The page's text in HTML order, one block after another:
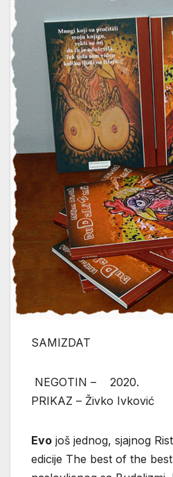
SAMIZDAT
NEGOTIN – 2020.
PRIKAZ – Živko Ivković
Evo još jednog, sjajnog
edicije The best of the